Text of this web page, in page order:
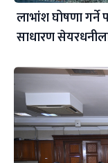
लाभांश घोषणा
साधारण